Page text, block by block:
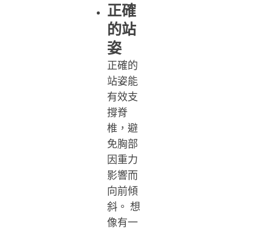
正確
的站
姿
正確的
站姿能
有效支
撐脊
椎，避
免胸部
因重力
影響而
向前傾
斜。 想
像有一